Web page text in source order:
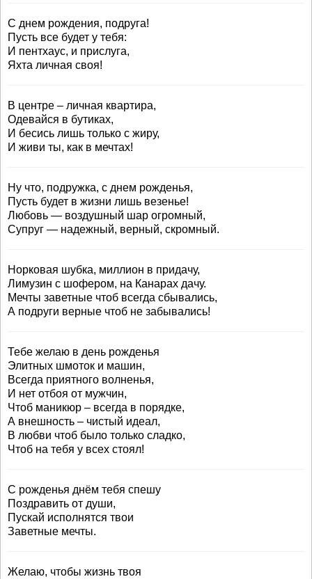
С днем рождения, подруга!
Пусть все будет у тебя:
И пентхаус, и прислуга,
Яхта личная своя!
В центре – личная квартира,
Одевайся в бутиках,
И бесись лишь только с жиру,
И живи ты, как в мечтах!
Ну что, подружка, с днем рожденья,
Пусть будет в жизни лишь везенье!
Любовь — воздушный шар огромный,
Супруг — надежный, верный, скромный.
Норковая шубка, миллион в придачу,
Лимузин с шофером, на Канарах дачу.
Мечты заветные чтоб всегда сбывались,
А подруги верные чтоб не забывались!
Тебе желаю в день рожденья
Элитных шмоток и машин,
Всегда приятного волненья,
И нет отбоя от мужчин,
Чтоб маникюр – всегда в порядке,
А внешность – чистый идеал,
В любви чтоб было только сладко,
Чтоб на тебя у всех стоял!
С рожденья днём тебя спешу
Поздравить от души,
Пускай исполнятся твои
Заветные мечты.
Желаю, чтобы жизнь твоя